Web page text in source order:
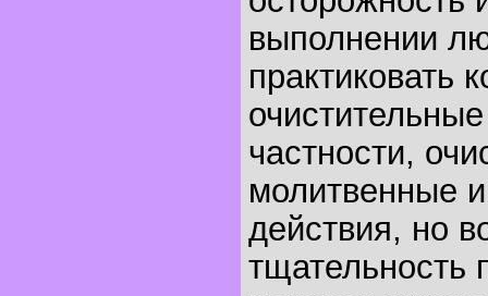
выполнении
практиковать
частности,
молитвенные
действия, но
тщательность